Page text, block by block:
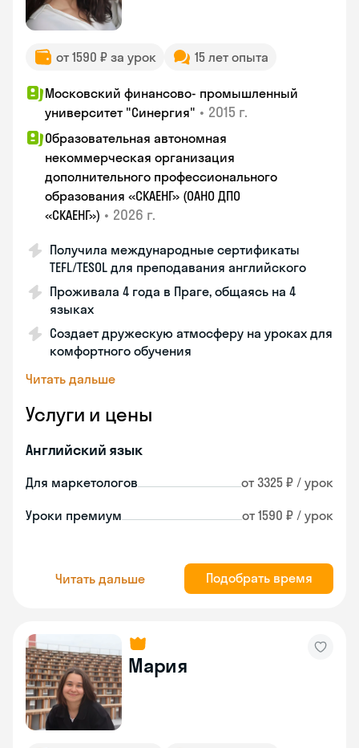
от 1590 ₽ за урок 15 лет опыта
Московский финансово- промышленный
университет "Синергия" • 2015 г.
Образовательная автономная
некоммерческая организация
дополнительного профессионального
образования «СКАЕНГ» (ОАНО ДПО
«СКАЕНГ») • 2026 г.
Получила международные сертификаты
TEFL/TESOL для преподавания английского
Проживала 4 года в Праге, общаясь на 4
языках
Создает дружескую атмосферу на уроках для
комфортного обучения
Читать дальше
Услуги и цены
Английский язык
Для маркетологов от 3325 ₽ / урок
Уроки премиум от 1590 ₽ / урок
Читать дальше Подобрать время
Мария